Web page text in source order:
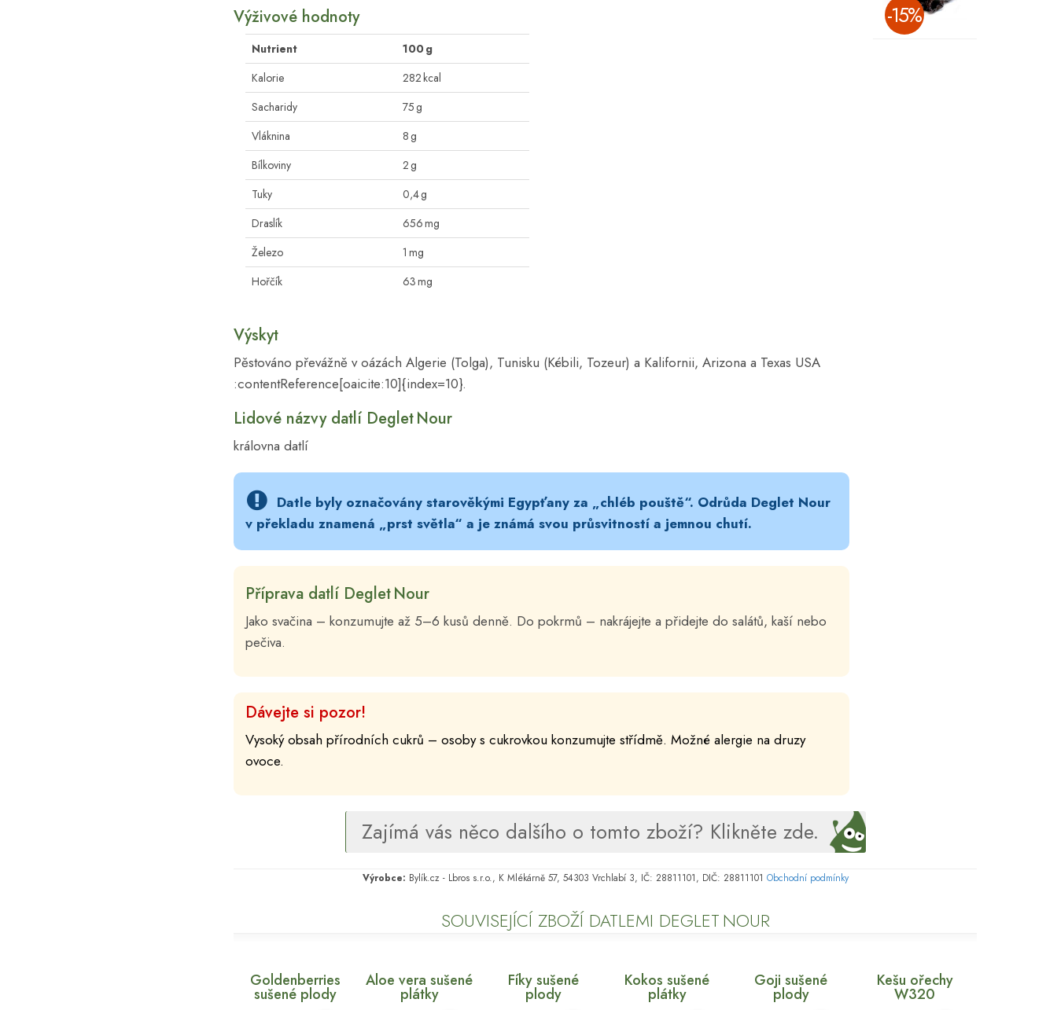
Výživové hodnoty
Nutrient
100 g
Kalorie
282 kcal
Sacharidy
75 g
Vláknina
8 g
Bílkoviny
2 g
Tuky
0,4 g
Draslík
656 mg
Železo
1 mg
Hořčík
63 mg
Výskyt
Pěstováno převážně v oázách Algerie (Tolga), Tunisku (Kébili, Tozeur) a Kalifornii, Arizona a Texas USA
:contentReference[oaicite:10]{index=10}.
Lidové názvy datlí Deglet Nour
královna datlí
Datle byly označovány starověkými Egypťany za „chléb pouště“. Odrůda Deglet Nour
v překladu znamená „prst světla“ a je známá svou průsvitností a jemnou chutí.
Příprava datlí Deglet Nour
Jako svačina – konzumujte až 5–6 kusů denně. Do pokrmů – nakrájejte a přidejte do salátů, kaší nebo
pečiva.
Dávejte si pozor!
Vysoký obsah přírodních cukrů – osoby s cukrovkou konzumujte střídmě. Možné alergie na druzy
ovoce.
­-15%
Zajímá vás něco dalšího o tomto zboží? Klikněte zde.
Výrobce: Bylík.cz - Lbros s.r.o., K Mlékárně 57, 54303 Vrchlabí 3, IČ: 28811101, DIČ: 28811101 Obchodní podmínky
SOUVISEJÍCÍ ZBOŽÍ DATLEMI DEGLET NOUR
Goldenberries
sušené plody
Aloe vera sušené
plátky
Fíky sušené
plody
Kokos sušené
plátky
Goji sušené
plody
Kešu ořechy
W320